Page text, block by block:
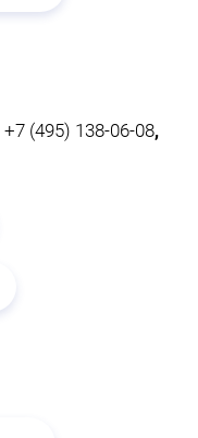
+7 (495) 138-06-08,